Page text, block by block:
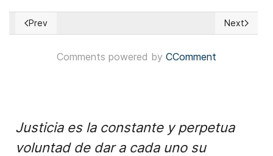
Previous article: Francia: Primer ministro François Bayrou
Prev Next
Next
Comments powered by CComment
Justicia es la constante y perpetua
voluntad de dar a cada uno su